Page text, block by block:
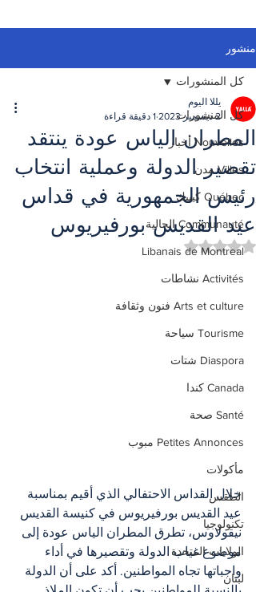
منشور
كل المنشورات
Nouvelles أخبار
Villes مدن
Québec كيبيك
Communauté الجالية
Libanais de Montreal
Activités نشاطات
Arts et culture فنون وثقافة
Tourisme سياحة
Diaspora شتات
Canada كندا
Santé صحة
Petites Annonces مبوب
مأكولات
الطقس
تكنولوجيا
الولايات المتحدة
لبنان
كل المنشورات
المطران الياس عودة ينتقد
تقصير الدولة وعملية انتخاب
رئيس الجمهورية في قداس
عيد القديس بورفيريوس
يللا اليوم
2 ديسمبر 2023
1 دقيقة قراءة
تم التقييم بـ ليس رقمًا من أصل 5 نجوم.
خلال القداس الاحتفالي الذي أقيم بمناسبة
عيد القديس بورفيريوس في كنيسة القديس
نيقولاوس، تطرق المطران الياس عودة إلى
موضوع غياب الدولة وتقصيرها في أداء
واجباتها تجاه المواطنين. أكد على أن الدولة